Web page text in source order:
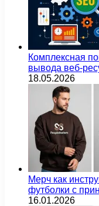
Комплексная
вывода веб-
18.05.2026
Мерч как
футболки с
16.01.2026